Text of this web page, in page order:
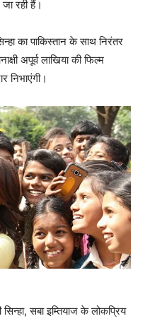
रही हैं।
का पाकिस्‍तान के साथ निरंतर
अपूर्व लाखिया की फिल्‍म
निभाएंगी।
सबा इम्तियाज के लोकप्रिय